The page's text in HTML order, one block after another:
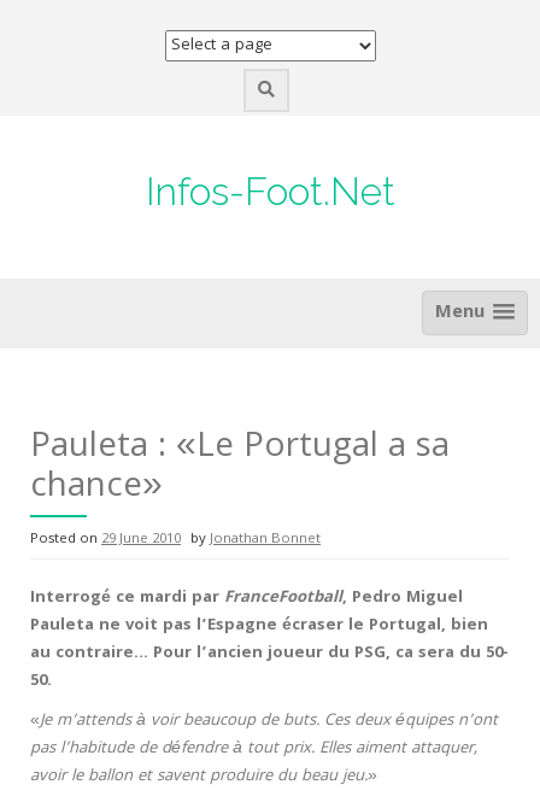
Infos-Foot.Net
Menu
Pauleta : «Le Portugal a sa
chance»
Posted on 29 June 2010 byJonathan Bonnet
Interrogé ce mardi par FranceFootball, Pedro Miguel
Pauleta ne voit pas l’Espagne écraser le Portugal, bien
au contraire… Pour l’ancien joueur du PSG, ca sera du 50-
50.
«Je m’attends à voir beaucoup de buts. Ces deux équipes n’ont
pas l’habitude de défendre à tout prix. Elles aiment attaquer,
avoir le ballon et savent produire du beau jeu.»